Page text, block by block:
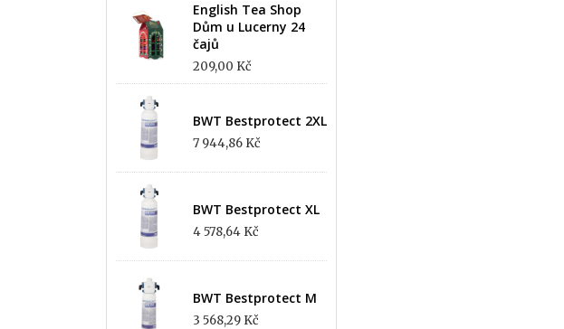
English Tea Shop
Dům u Lucerny 24
čajů
209,00 Kč
BWT Bestprotect 2XL
7 944,86 Kč
BWT Bestprotect XL
4 578,64 Kč
BWT Bestprotect M
3 568,29 Kč